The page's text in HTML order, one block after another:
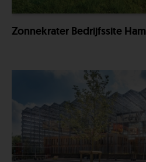
Zonnekrater Bedrijfssite Ham